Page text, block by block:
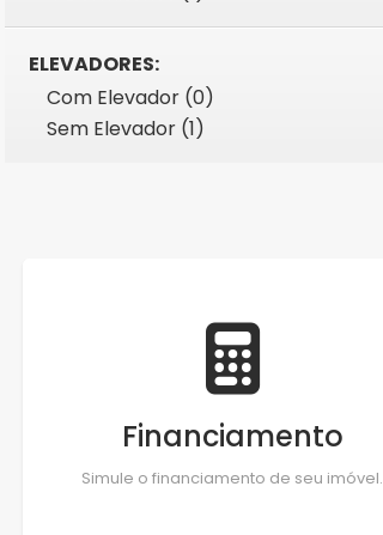
ELEVADORES:
Com Elevador (0)
Sem Elevador (1)
Financiamento
Simule o financiamento de seu imóvel.